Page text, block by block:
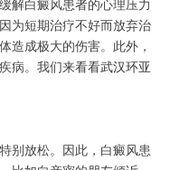
白癜风患者的心理压力
为短期治疗不好而放弃治
造成极大的伤害。此外，
病。我们来看看武汉环亚
放松。因此，白癜风患